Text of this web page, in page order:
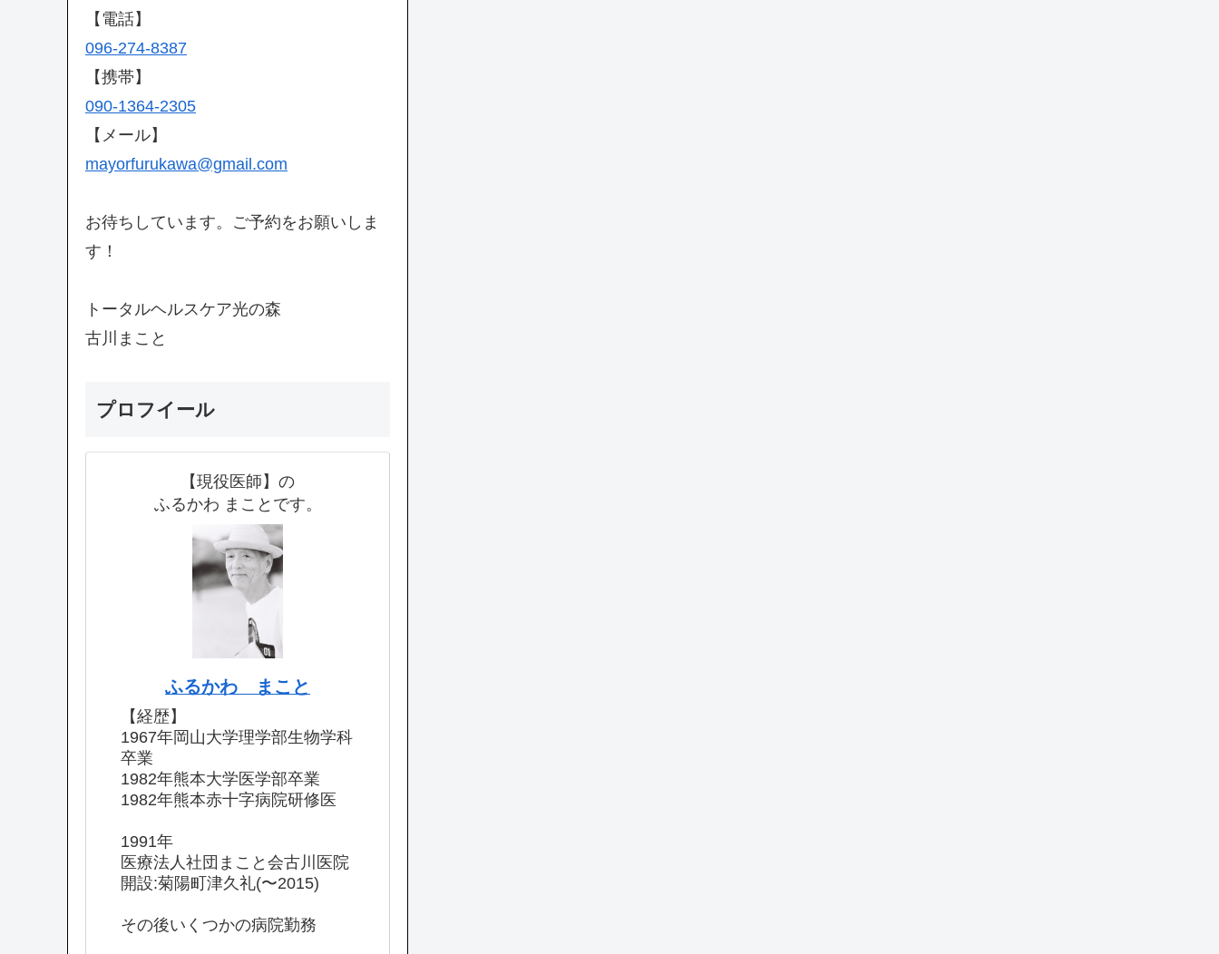
【電話】
096-274-8387
【携帯】
090-1364-2305
【メール】
mayorfurukawa@gmail.com
お待ちしています。ご予約をお願いしま
す！
トータルヘルスケア光の森
古川まこと
プロフイール
【現役医師】の
ふるかわ まことです。
ふるかわ まこと
【経歴】
1967年岡山大学理学部生物学科
卒業
1982年熊本大学医学部卒業
1982年熊本赤十字病院研修医
1991年
医療法人社団まこと会古川医院
開設:菊陽町津久礼(〜2015)
その後いくつかの病院勤務